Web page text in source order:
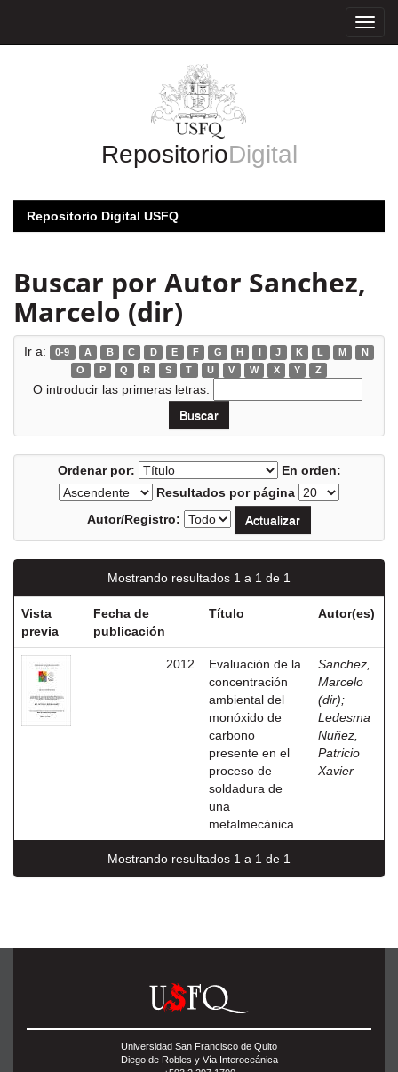
RepositorioDigital
Repositorio Digital USFQ
Buscar por Autor Sanchez,
Marcelo (dir)
Ir a: 0-9 A B C D E F G H I J K L M
N
O
P Q R S T U V W X Y Z
O introducir las primeras letras:
Ordenar por:
En orden:
Resultados por página
Autor/Registro:
Mostrando resultados 1 a 1 de 1
Vista
previa
Fecha de
publicación
Título Autor(es)
2012
Evaluación de la
concentración
ambiental del
monóxido de
carbono
presente en el
proceso de
soldadura de
una
metalmecánica
Sanchez,
Marcelo
(dir);
Ledesma
Nuñez,
Patricio
Xavier
Mostrando resultados 1 a 1 de 1
Universidad San Francisco de Quito
Diego de Robles y Vía Interoceánica